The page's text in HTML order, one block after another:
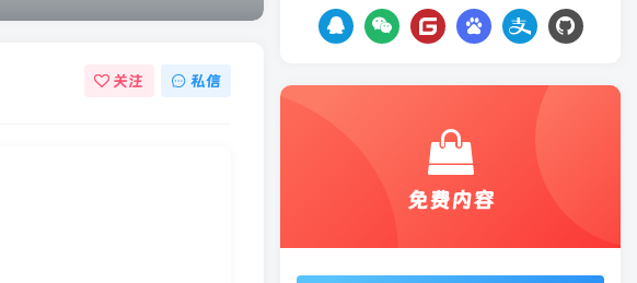
关注 私信
免费内容